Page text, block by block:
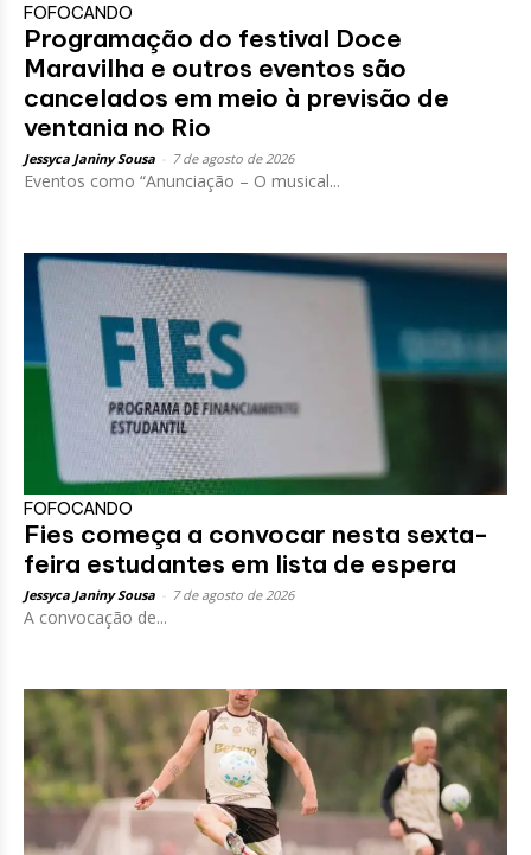
FOFOCANDO
Programação do festival Doce
Maravilha e outros eventos são
cancelados em meio à previsão de
ventania no Rio
Jessyca Janiny Sousa 7 de agosto de 2026
Eventos como “Anunciação – O musical...
FOFOCANDO
Fies começa a convocar nesta sexta-
feira estudantes em lista de espera
Jessyca Janiny Sousa 7 de agosto de 2026
A convocação de...